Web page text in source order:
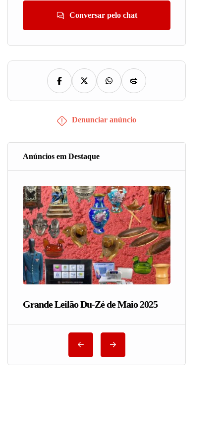
Conversar pelo chat
Denunciar anúncio
Anúncios em Destaque
Grande Leilão Du-Zé de Maio 2025